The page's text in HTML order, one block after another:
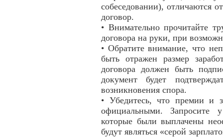
собеседовании), отличаются
договор.
• Внимательно прочитайте
договора на руки, при
• Обратите внимание, что
быть отражен размер
договора должен быть
документ будет
возникновения спора.
• Убедитесь, что премии и
официальными. Запросите
которые были выплачены
будут являться «серой